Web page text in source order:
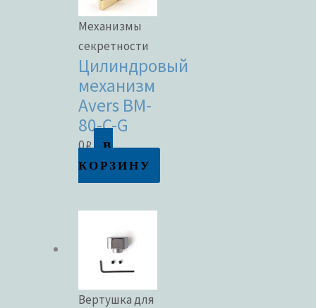
Механизмы
секретности
Цилиндровый
механизм
Avers BM-
80-C-G
0₽
В
КОРЗИНУ
Вертушка для